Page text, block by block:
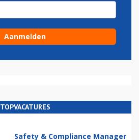
TOPVACATURES
Safety & Compliance Manager